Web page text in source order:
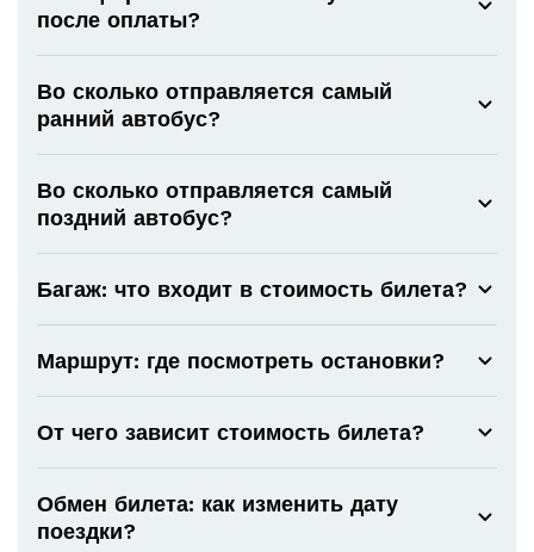
после оплаты?
Во сколько отправляется самый
ранний автобус?
Во сколько отправляется самый
поздний автобус?
Багаж: что входит в стоимость билета?
Маршрут: где посмотреть остановки?
От чего зависит стоимость билета?
Обмен билета: как изменить дату
поездки?